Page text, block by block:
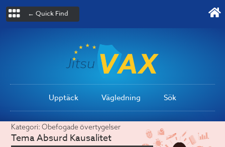
← Quick Find
Upptäck Vägledning Sök
Kategori:Obefogade övertygelser
TemaAbsurd Kausalitet